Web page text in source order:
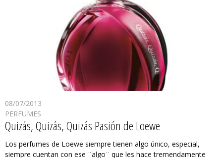
08/07/2013
PERFUMES
Quizás, Quizás, Quizás Pasión de Loewe
Los perfumes de Loewe siempre tienen algo único, especial,
siempre cuentan con ese ¨algo¨ que les hace tremendamente